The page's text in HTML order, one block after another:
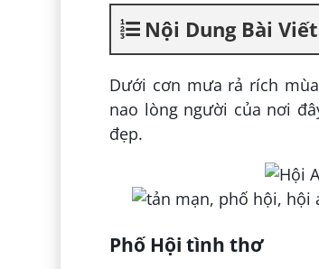
Nội Dung Bài Viết
Dưới cơn mưa rả rích
nao lòng người của nơi
đẹp.
Phố Hội tình thơ